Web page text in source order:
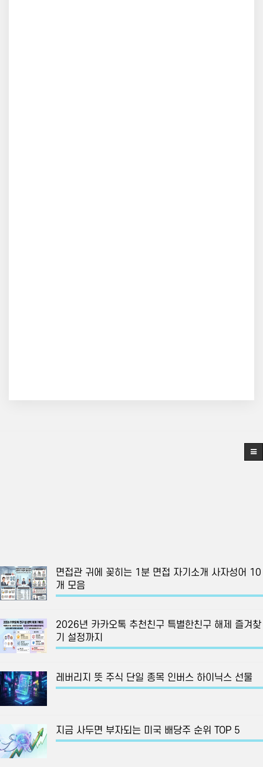
면접관 귀에 꽂히는 1분 면접 자기소개 사자성어 10
개 모음
2026년 카카오톡 추천친구 특별한친구 해제 즐겨찾
기 설정까지
레버리지 뜻 주식 단일 종목 인버스 하이닉스 선물
지금 사두면 부자되는 미국 배당주 순위 TOP 5